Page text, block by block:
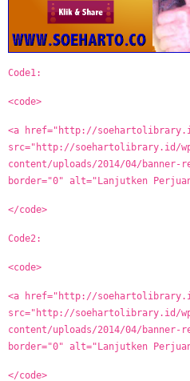
Code1:
<code>
<a href="http://
src="http://soehartolibrary.id/
content/uploads/2014/04/banner-
border="0" alt="Lanjutken
</code>
Code2:
<code>
<a href="http://
src="http://soehartolibrary.id/
content/uploads/2014/04/banner-
border="0" alt="Lanjutken
</code>